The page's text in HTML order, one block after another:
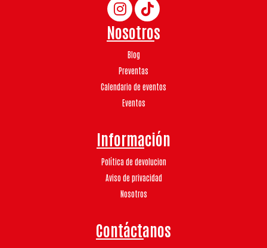
Nosotros
Blog
Preventas
Calendario de eventos
Eventos
Información
Política de devolucion
Aviso de privacidad
Nosotros
Contáctanos